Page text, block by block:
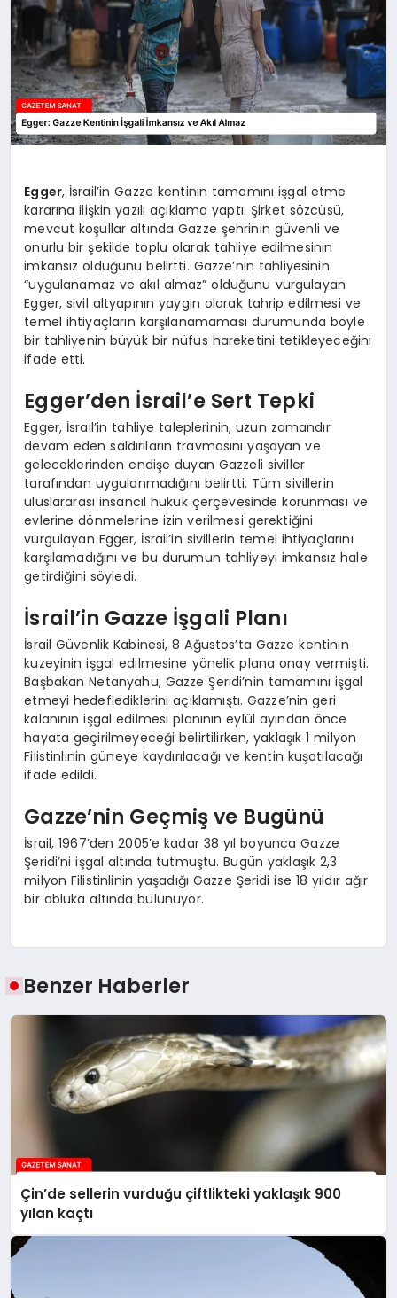
Egger, İsrail’in Gazze kentinin tamamını işgal etme
kararına ilişkin yazılı açıklama yaptı. Şirket sözcüsü,
mevcut koşullar altında Gazze şehrinin güvenli ve
onurlu bir şekilde toplu olarak tahliye edilmesinin
imkansız olduğunu belirtti. Gazze’nin tahliyesinin
“uygulanamaz ve akıl almaz” olduğunu vurgulayan
Egger, sivil altyapının yaygın olarak tahrip edilmesi ve
temel ihtiyaçların karşılanamaması durumunda böyle
bir tahliyenin büyük bir nüfus hareketini tetikleyeceğini
ifade etti.
Egger’den İsrail’e Sert Tepki
Egger, İsrail’in tahliye taleplerinin, uzun zamandır
devam eden saldırıların travmasını yaşayan ve
geleceklerinden endişe duyan Gazzeli siviller
tarafından uygulanmadığını belirtti. Tüm sivillerin
uluslararası insancıl hukuk çerçevesinde korunması ve
evlerine dönmelerine izin verilmesi gerektiğini
vurgulayan Egger, İsrail’in sivillerin temel ihtiyaçlarını
karşılamadığını ve bu durumun tahliyeyi imkansız hale
getirdiğini söyledi.
İsrail’in Gazze İşgali Planı
İsrail Güvenlik Kabinesi, 8 Ağustos’ta Gazze kentinin
kuzeyinin işgal edilmesine yönelik plana onay vermişti.
Başbakan Netanyahu, Gazze Şeridi’nin tamamını işgal
etmeyi hedeflediklerini açıklamıştı. Gazze’nin geri
kalanının işgal edilmesi planının eylül ayından önce
hayata geçirilmeyeceği belirtilirken, yaklaşık 1 milyon
Filistinlinin güneye kaydırılacağı ve kentin kuşatılacağı
ifade edildi.
Gazze’nin Geçmiş ve Bugünü
İsrail, 1967’den 2005’e kadar 38 yıl boyunca Gazze
Şeridi’ni işgal altında tutmuştu. Bugün yaklaşık 2,3
milyon Filistinlinin yaşadığı Gazze Şeridi ise 18 yıldır ağır
bir abluka altında bulunuyor.
Benzer Haberler
Çin’de sellerin vurduğu çiftlikteki yaklaşık 900
yılan kaçtı